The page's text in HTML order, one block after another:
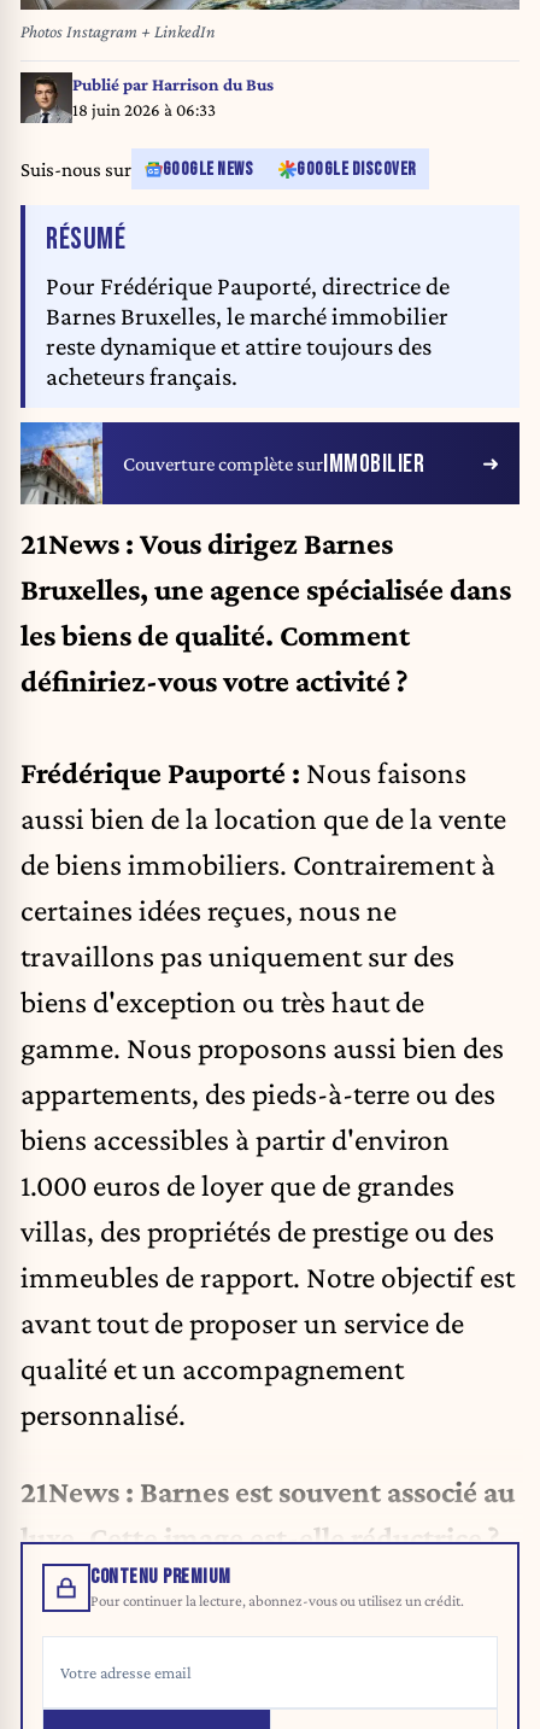
Photos Instagram + LinkedIn
Publié parHarrison du Bus
18 juin 2026 à 06:33
Suis-nous sur GOOGLE NEWS GOOGLE DISCOVER
RÉSUMÉDE L'ARTICLE
Pour Frédérique Pauporté, directrice de
Barnes Bruxelles, le marché immobilier
reste dynamique et attire toujours des
acheteurs français.
Couverture complète surIMMOBILIER
21News : Vous dirigez Barnes
Bruxelles, une agence spécialisée dans
les biens de qualité. Comment
définiriez-vous votre activité ?
Frédérique Pauporté : Nous faisons
aussi bien de la location que de la vente
de biens immobiliers. Contrairement à
certaines idées reçues, nous ne
travaillons pas uniquement sur des
biens d'exception ou très haut de
gamme. Nous proposons aussi bien des
appartements, des pieds-à-terre ou des
biens accessibles à partir d'environ
1.000 euros de loyer que de grandes
villas, des propriétés de prestige ou des
immeubles de rapport. Notre objectif est
avant tout de proposer un service de
qualité et un accompagnement
personnalisé.
21News : Barnes est souvent associé au
luxe. Cette image est-elle réductrice ?
CONTENU PREMIUM
Pour continuer la lecture, abonnez-vous ou utilisez un crédit.